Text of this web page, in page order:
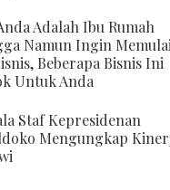
Adalah Ibu Rumah
Namun Ingin Memulai
Beberapa Bisnis Ini
Untuk Anda
Staf Kepresidenan
Mengungkap